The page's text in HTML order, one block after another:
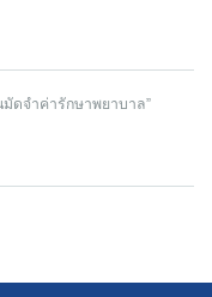
มัดจำค่ารักษาพยาบาล”